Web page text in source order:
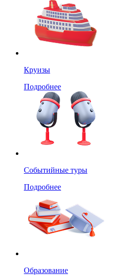
Круизы
Подробнее
Событийные туры
Подробнее
Образование